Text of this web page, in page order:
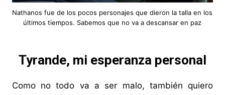
Nathanos fue de los pocos personajes que dieron la talla en los
últimos tiempos. Sabemos que no va a descansar en paz
Tyrande, mi esperanza personal
Como no todo va a ser malo, también quiero